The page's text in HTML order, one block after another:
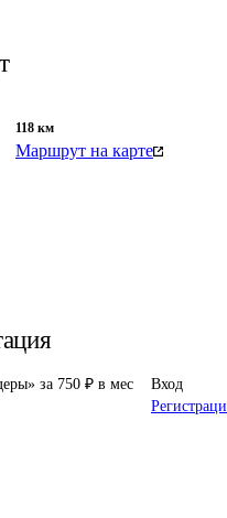
118 км
Маршрут на карте
за 750 ₽ в мес
Вход